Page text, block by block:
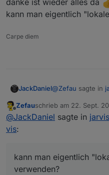
kann man eigentlich
Carpe diem
JackDaniel@Zefau sagte in
@WW1983 @
jetzt sind
verwenden?
Offline
Zefauschrieb am 22. Sept.
zuletzt editiert von
@JackDaniel sagte in
vis:
kann man eigentlich
verwenden?